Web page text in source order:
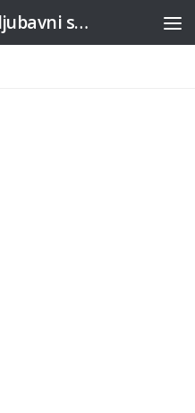
Ljubavne SMS poruke | ljubavni stihovi